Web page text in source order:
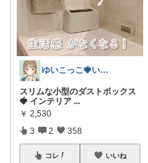
ゆいこっこ🍓いつも感謝です*.
スリムな小型のダストボックス
🍓 インテリア ...
￥ 2,530
3 2 358
コレ いいね